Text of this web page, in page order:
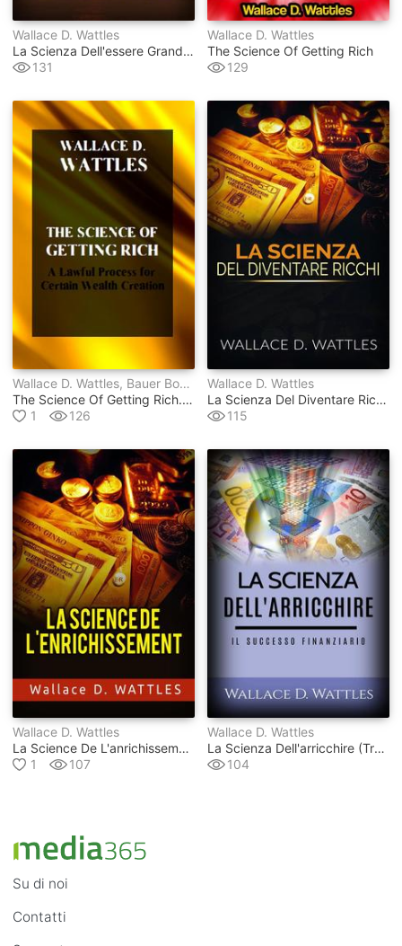
Wallace D. Wattles
La Scienza Dell'essere Grandi (tradotto)
131
Wallace D. Wattles
The Science Of Getting Rich
129
Wallace D. Wattles, Bauer Books
The Science Of Getting Rich. A Lawful Process For Certain Wealth Creation
1
126
Wallace D. Wattles
La Scienza Del Diventare Ricchi (traduzione: David De Angelis)
115
Wallace D. Wattles
La Science De L'anrichissement (traduit)
1
107
Wallace D. Wattles
La Scienza Dell'arricchire (tradotto)
104
Su di noi
Contatti